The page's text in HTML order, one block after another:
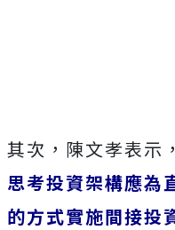
其次，陳文孝表示，
思考投資架構應為
的方式實施間接投